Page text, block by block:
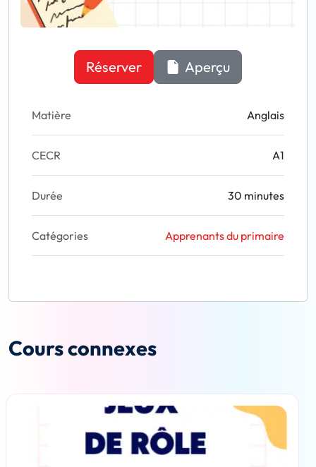
Réserver Aperçu
Matière Anglais
CECR A1
Durée 30 minutes
Catégories Apprenants du primaire
Cours connexes